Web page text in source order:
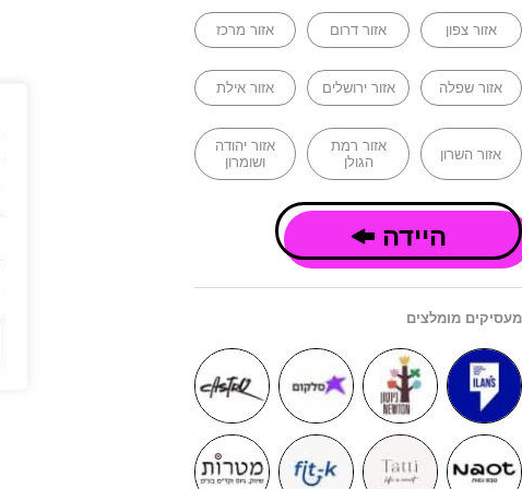
אזור צפון אזור דרום אזור מרכז
אזור שפלה אזור ירושלים אזור אילת
אזור השרון
אזור רמת
הגולן
אזור יהודה
ושומרון
היידה
מעסיקים מומלצים